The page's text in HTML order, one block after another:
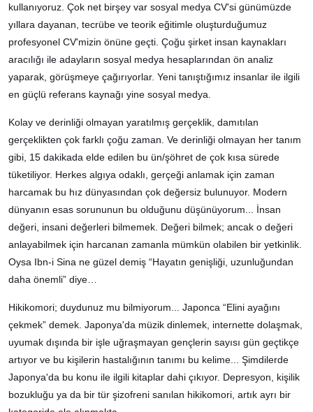
kullanıyoruz. Çok net birşey var sosyal medya CV'si günümüzde
yıllara dayanan, tecrübe ve teorik eğitimle oluşturduğumuz
profesyonel CV'mizin önüne geçti. Çoğu şirket insan kaynakları
aracılığı ile adayların sosyal medya hesaplarından ön analiz
yaparak, görüşmeye çağırıyorlar. Yeni tanıştığımız insanlar ile ilgili
en güçlü referans kaynağı yine sosyal medya.
Kolay ve derinliği olmayan yaratılmış gerçeklik, damıtılan
gerçeklikten çok farklı çoğu zaman. Ve derinliği olmayan her tanım
gibi, 15 dakikada elde edilen bu ün/şöhret de çok kısa sürede
tüketiliyor. Herkes algıya odaklı, gerçeği anlamak için zaman
harcamak bu hız dünyasından çok değersiz bulunuyor. Modern
dünyanın esas sorununun bu olduğunu düşünüyorum... İnsan
değeri, insani değerleri bilmemek. Değeri bilmek; ancak o değeri
anlayabilmek için harcanan zamanla mümkün olabilen bir yetkinlik.
Oysa Ibn-i Sina ne güzel demiş “Hayatın genişliği, uzunluğundan
daha önemli” diye…
Hikikomori; duydunuz mu bilmiyorum... Japonca “Elini ayağını
çekmek” demek. Japonya'da müzik dinlemek, internette dolaşmak,
uyumak dışında bir işle uğraşmayan gençlerin sayısı gün geçtikçe
artıyor ve bu kişilerin hastalığının tanımı bu kelime... Şimdilerde
Japonya'da bu konu ile ilgili kitaplar dahi çıkıyor. Depresyon, kişilik
bozukluğu ya da bir tür şizofreni sanılan hikikomori, artık ayrı bir